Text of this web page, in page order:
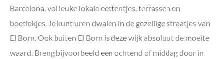
Barcelona, vol leuke lokale eettentjes, terrassen en
boetiekjes. Je kunt uren dwalen in de gezellige straatjes van
El Born. Ook buiten El Born is deze wijk absoluut de moeite
waard. Breng bijvoorbeeld een ochtend of middag door in